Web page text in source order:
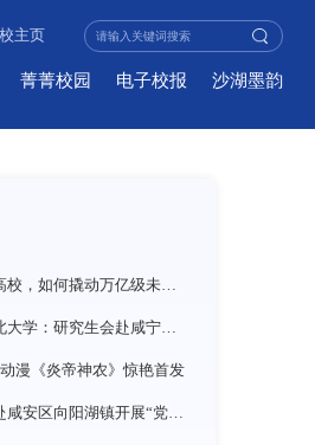
主页
菁菁校园 电子校报 沙湖墨韵
【湖北日报】一个地方高校，如何撬动万亿级未来产业
【湖北高校思政网】湖北大学：研究生会赴咸宁市开展“党建引领三无小区治理”社会实践活动
漫《炎帝神农》惊艳首发
【云上咸安】湖北大学赴咸安区向阳湖镇开展“党建引领农村社区治理”调研服务活动